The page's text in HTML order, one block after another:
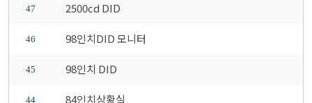
47 2500cd DID
46 98인치DID 모니터
45 98인치 DID
44 84인치상황실